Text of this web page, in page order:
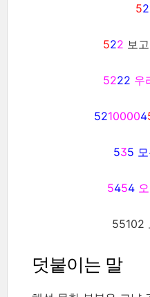
52
522 보
5222 우
52100004
535
5454
55102
덧붙이는 말